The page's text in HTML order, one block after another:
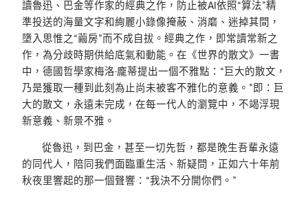
讀魯迅、巴金等作家的經典之作，防止被AI依照“算法”精
準投送的海量文字和絢麗小錄像掩蔽、消磨、迷掉其間，
墮入思惟之“繭房”而不成自拔。經典之作，即常讀常新之
作，為分歧時期供給底氣和動能。在《世界的散文》一書
中，德國哲學家梅洛·龐蒂提出一個不雅點：“巨大的散文，
乃是獲取一種到此刻為止尚未被客不雅化的意義。”即：巨
大的散文，永遠未完成，在每一代人的瀏覽中，不竭浮現
新意義、新景不雅。
從魯迅，到巴金，甚至一切先哲，都是晚生吾輩永遠
的同代人，陪同我們面臨重生活、新疑問，正如六十年前
秋夜里響起的那一個聲響：“我決不分開你們。”